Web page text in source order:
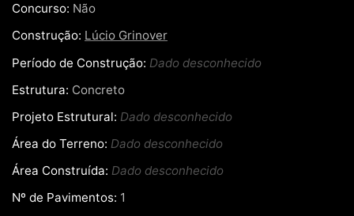
Concurso: Não
Construção: Lúcio Grinover
Período de Construção: Dado desconhecido
Estrutura: Concreto
Projeto Estrutural: Dado desconhecido
Área do Terreno: Dado desconhecido
Área Construída: Dado desconhecido
Nº de Pavimentos: 1